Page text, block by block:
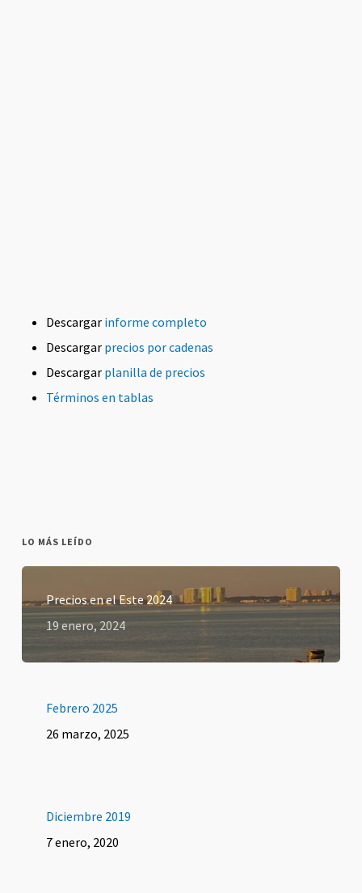
Descargar informe completo
Descargar precios por cadenas
Descargar planilla de precios
Términos en tablas
LO MÁS LEÍDO
Precios en el Este 2024
19 enero, 2024
Febrero 2025
26 marzo, 2025
Diciembre 2019
7 enero, 2020